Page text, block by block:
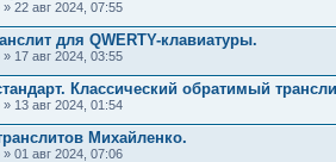
» 22 авг 2024, 07:55
для QWERTY-клавиатуры.
» 17 авг 2024, 03:55
Классический обратимый
» 13 авг 2024, 01:54
Михайленко.
» 01 авг 2024, 07:06